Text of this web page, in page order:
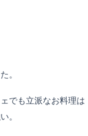
。
でも立派なお料理は
。